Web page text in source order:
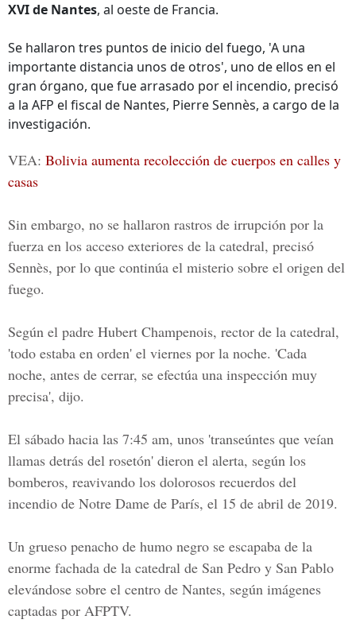
XVI de Nantes, al oeste de Francia.
Se hallaron tres puntos de inicio del fuego, 'A una
importante distancia unos de otros', uno de ellos en el
gran órgano, que fue arrasado por el incendio, precisó
a la AFP el fiscal de Nantes, Pierre Sennès, a cargo de la
investigación.
VEA: Bolivia aumenta recolección de cuerpos en calles y
casas
Sin embargo, no se hallaron rastros de irrupción por la
fuerza en los acceso exteriores de la catedral, precisó
Sennès, por lo que continúa el misterio sobre el origen del
fuego.
Según el padre Hubert Champenois, rector de la catedral,
'todo estaba en orden' el viernes por la noche. 'Cada
noche, antes de cerrar, se efectúa una inspección muy
precisa', dijo.
El sábado hacia las 7:45 am, unos 'transeúntes que veían
llamas detrás del rosetón' dieron el alerta, según los
bomberos, reavivando los dolorosos recuerdos del
incendio de Notre Dame de París, el 15 de abril de 2019.
Un grueso penacho de humo negro se escapaba de la
enorme fachada de la catedral de San Pedro y San Pablo
elevándose sobre el centro de Nantes, según imágenes
captadas por AFPTV.